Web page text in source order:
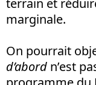
marginale.
On pourrait
d’abord n’est